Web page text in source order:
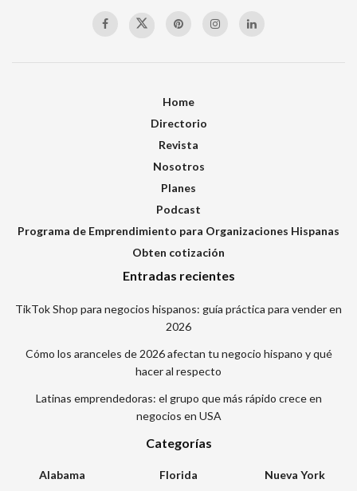
Home
Directorio
Revista
Nosotros
Planes
Podcast
Programa de Emprendimiento para Organizaciones Hispanas
Obten cotización
Entradas recientes
TikTok Shop para negocios hispanos: guía práctica para vender en
2026
Cómo los aranceles de 2026 afectan tu negocio hispano y qué
hacer al respecto
Latinas emprendedoras: el grupo que más rápido crece en
negocios en USA
Categorías
Alabama
Florida
Nueva York